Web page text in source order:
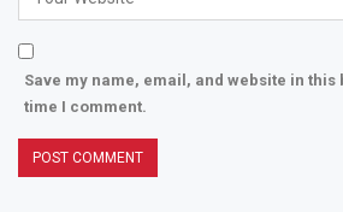
Save my name, email, and website in
time I comment.